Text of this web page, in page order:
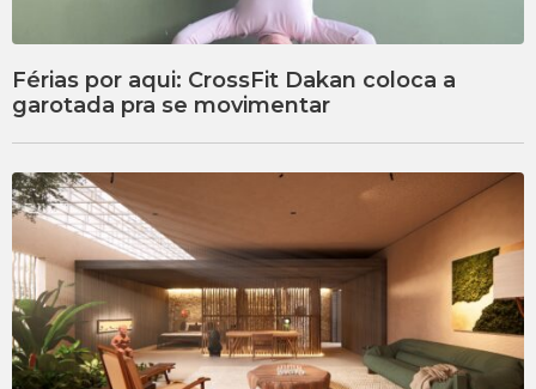
Férias por aqui: CrossFit Dakan coloca a
garotada pra se movimentar